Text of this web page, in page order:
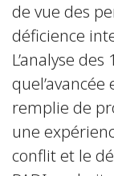
de vue des
déficience
L’analyse
remplie de
une
conflit et le